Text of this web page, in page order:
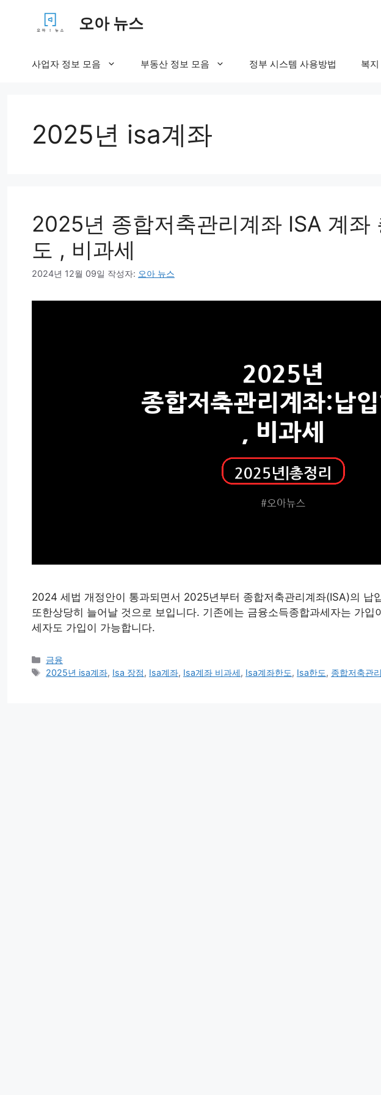
오아 뉴스
사업자 정보 모음 부동산 정보 모음 정부 시스템 사용방법 복
2025년 isa계좌
2025년 종합저축관리계좌 ISA 계좌
도 , 비과세
2024년 12월 09일 작성자: 오아 뉴스
2024 세법 개정안이 통과되면서 2025년부터 종합저축관리계좌(ISA)의 납
또한상당히 늘어날 것으로 보입니다. 기존에는 금융소득종합과세자는 가입
세자도 가입이 가능합니다.
카
테
금융
태
2025년 isa계좌, Isa 장점, Isa계좌, Isa계좌 비과세, Isa계좌한도, Isa한도, 종합저축관